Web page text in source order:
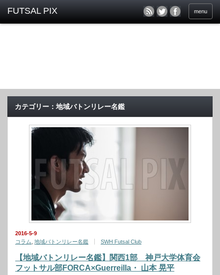
menu
カテゴリー：地域バトンリレー名鑑
2016-5-9
コラム 地域バトンリレー名鑑 SWH Futsal Club
【地域バトンリレー名鑑】関西1部 神戸大学体育会
フットサル部FORCA×Guerreilla・ 山本 晃平